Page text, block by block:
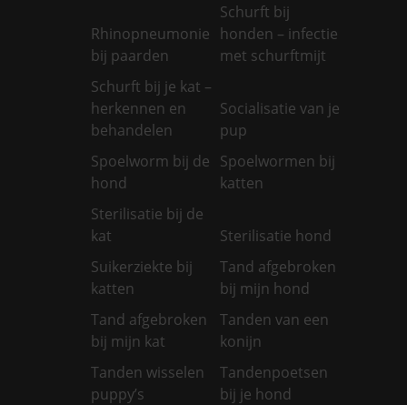
Rhinopneumonie
bij paarden
Schurft bij
honden – infectie
met schurftmijt
Schurft bij je kat –
herkennen en
behandelen
Socialisatie van je
pup
Spoelworm bij de
hond
Spoelwormen bij
katten
Sterilisatie bij de
kat
Sterilisatie hond
Suikerziekte bij
katten
Tand afgebroken
bij mijn hond
Tand afgebroken
bij mijn kat
Tanden van een
konijn
Tanden wisselen
puppy’s
Tandenpoetsen
bij je hond